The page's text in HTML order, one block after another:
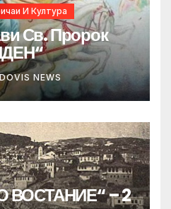
И Култура
Св. Пророк
NEWS
ВОСТАНИЕ“ – 2